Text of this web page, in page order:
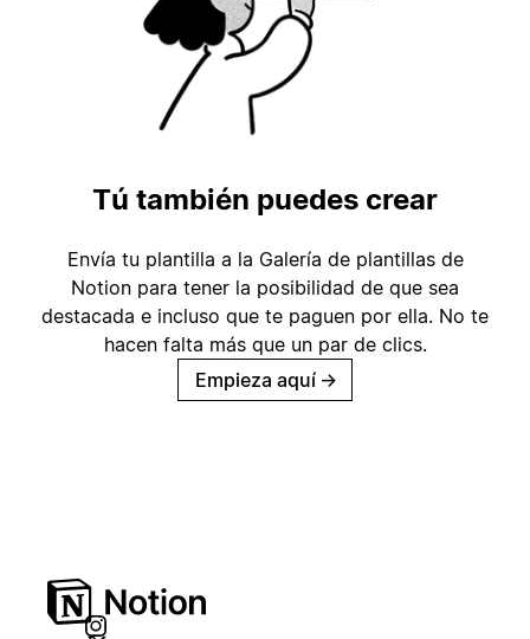
Tú también puedes crear
Envía tu plantilla a la Galería de plantillas de
Notion para tener la posibilidad de que sea
destacada e incluso que te paguen por ella. No te
hacen falta más que un par de clics.
Empieza aquí →